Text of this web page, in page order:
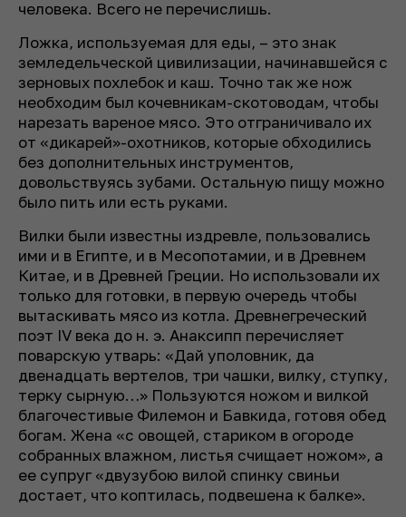
человека. Всего не перечислишь.
Ложка, используемая для еды, – это знак
земледельческой цивилизации, начинавшейся с
зерновых похлебок и каш. Точно так же нож
необходим был кочевникам-скотоводам, чтобы
нарезать вареное мясо. Это отграничивало их
от «дикарей»-охотников, которые обходились
без дополнительных инструментов,
довольствуясь зубами. Остальную пищу можно
было пить или есть руками.
Вилки были известны издревле, пользовались
ими и в Египте, и в Месопотамии, и в Древнем
Китае, и в Древней Греции. Но использовали их
только для готовки, в первую очередь чтобы
вытаскивать мясо из котла. Древнегреческий
поэт IV века до н. э. Анаксипп перечисляет
поварскую утварь: «Дай уполовник, да
двенадцать вертелов, три чашки, вилку, ступку,
терку сырную…» Пользуются ножом и вилкой
благочестивые Филемон и Бавкида, готовя обед
богам. Жена «с овощей, стариком в огороде
собранных влажном, листья счищает ножом», а
ее супруг «двузубою вилой спинку свиньи
достает, что коптилась, подвешена к балке».